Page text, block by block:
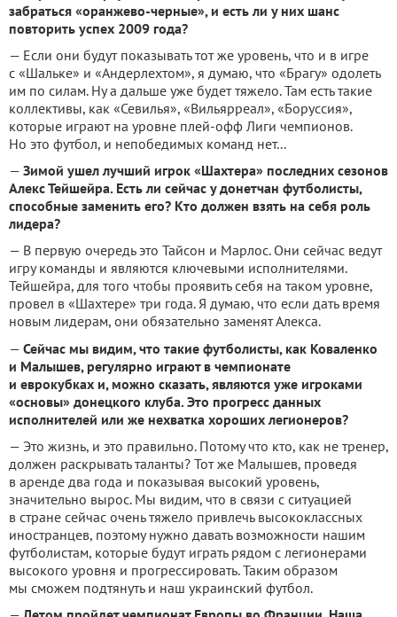
забраться «оранжево-черные», и есть ли у них шанс
повторить успех 2009 года?
— Если они будут показывать тот же уровень, что и в игре
с «Шальке» и «Андерлехтом», я думаю, что «Брагу» одолеть
им по силам. Ну а дальше уже будет тяжело. Там есть такие
коллективы, как «Севилья», «Вильярреал», «Боруссия»,
которые играют на уровне плей-офф Лиги чемпионов.
Но это футбол, и непобедимых команд нет...
— Зимой ушел лучший игрок «Шахтера» последних сезонов
Алекс Тейшейра. Есть ли сейчас у донетчан футболисты,
способные заменить его? Кто должен взять на себя роль
лидера?
— В первую очередь это Тайсон и Марлос. Они сейчас ведут
игру команды и являются ключевыми исполнителями.
Тейшейра, для того чтобы проявить себя на таком уровне,
провел в «Шахтере» три года. Я думаю, что если дать время
новым лидерам, они обязательно заменят Алекса.
— Сейчас мы видим, что такие футболисты, как Коваленко
и Малышев, регулярно играют в чемпионате
и еврокубках и, можно сказать, являются уже игроками
«основы» донецкого клуба. Это прогресс данных
исполнителей или же нехватка хороших легионеров?
— Это жизнь, и это правильно. Потому что кто, как не тренер,
должен раскрывать таланты? Тот же Малышев, проведя
в аренде два года и показывая высокий уровень,
значительно вырос. Мы видим, что в связи с ситуацией
в стране сейчас очень тяжело привлечь высококлассных
иностранцев, поэтому нужно давать возможности нашим
футболистам, которые будут играть рядом с легионерами
высокого уровня и прогрессировать. Таким образом
мы сможем подтянуть и наш украинский футбол.